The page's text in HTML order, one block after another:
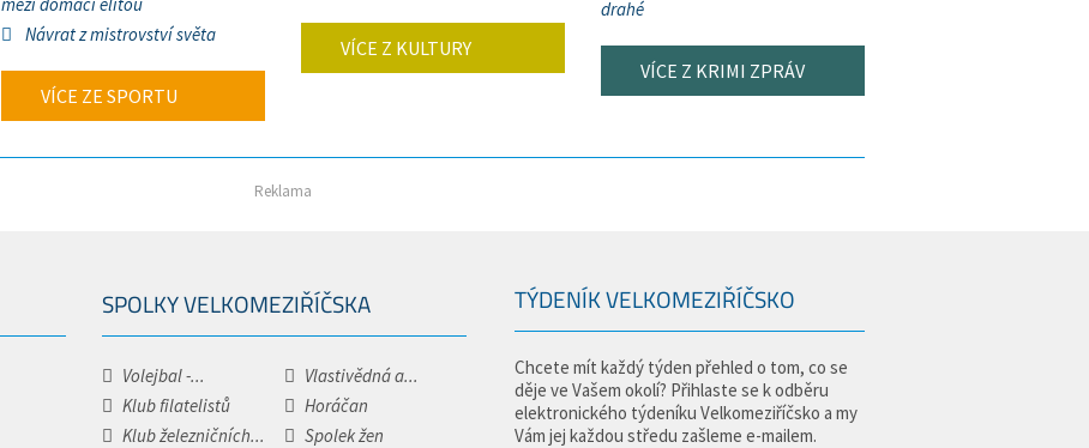
Návrat z mistrovství světa
VÍCE ZE SPORTU
VÍCE Z KULTURY
drahé
VÍCE Z KRIMI ZPRÁV
Reklama
SPOLKY VELKOMEZIŘÍČSKA
Volejbal -...
Vlastivědná a...
Klub filatelistů
Horáčan
Klub železničních...
Spolek žen
TÝDENÍK VELKOMEZIŘÍČSKO
Chcete mít každý týden přehled o tom, co se
děje ve Vašem okolí? Přihlaste se k odběru
elektronického týdeníku Velkomeziříčsko a my
Vám jej každou středu zašleme e-mailem.